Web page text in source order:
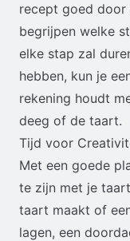
recept goed
begrijpen welke
elke stap zal
hebben, kun je
rekening houdt
deeg of de taart.
Tijd voor
Met een goede
te zijn met je
taart maakt of
lagen, een